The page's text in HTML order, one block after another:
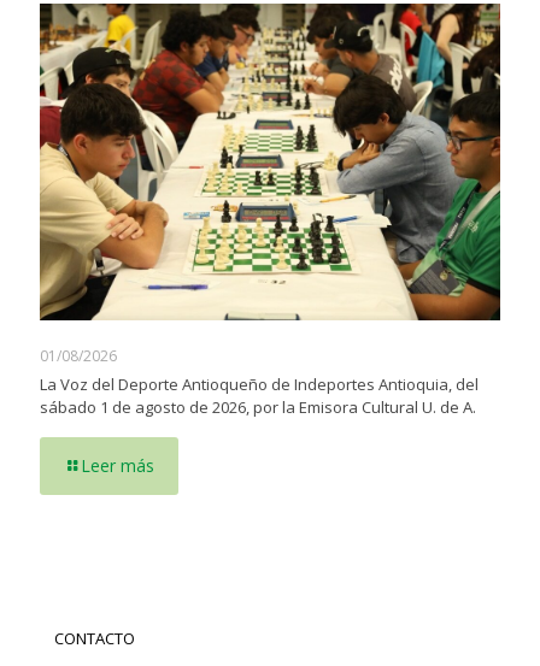
01/08/2026
La Voz del Deporte Antioqueño de Indeportes Antioquia, del
sábado 1 de agosto de 2026, por la Emisora Cultural U. de A.
Leer más
CONTACTO